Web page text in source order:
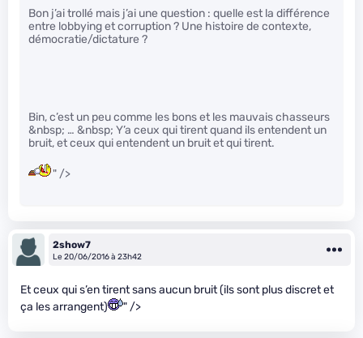
Bon j’ai trollé mais j’ai une question : quelle est la différence
entre lobbying et corruption ? Une histoire de contexte,
démocratie/dictature ?
Bin, c’est un peu comme les bons et les mauvais chasseurs
&nbsp; … &nbsp; Y’a ceux qui tirent quand ils entendent un
bruit, et ceux qui entendent un bruit et qui tirent.
" />
2show7
Le 20/06/2016 à 23h42
Et ceux qui s’en tirent sans aucun bruit (ils sont plus discret et
ça les arrangent)
" />